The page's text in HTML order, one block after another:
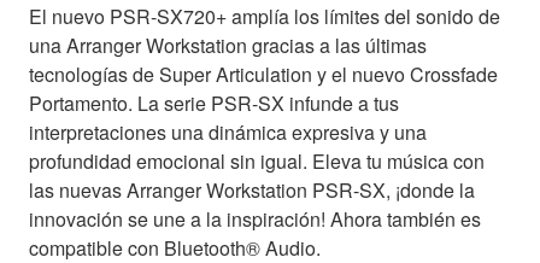
El nuevo PSR-SX720+ amplía los límites del sonido de
una Arranger Workstation gracias a las últimas
tecnologías de Super Articulation y el nuevo Crossfade
Portamento. La serie PSR-SX infunde a tus
interpretaciones una dinámica expresiva y una
profundidad emocional sin igual. Eleva tu música con
las nuevas Arranger Workstation PSR-SX, ¡donde la
innovación se une a la inspiración! Ahora también es
compatible con Bluetooth® Audio.